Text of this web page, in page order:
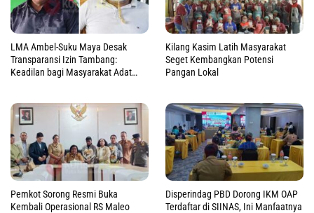
LMA Ambel-Suku Maya Desak
Transparansi Izin Tambang:
Keadilan bagi Masyarakat Adat
Kilang Kasim Latih Masyarakat
Seget Kembangkan Potensi
Pangan Lokal
Pemkot Sorong Resmi Buka
Kembali Operasional RS Maleo
Disperindag PBD Dorong IKM OAP
Terdaftar di SIINAS, Ini Manfaatnya